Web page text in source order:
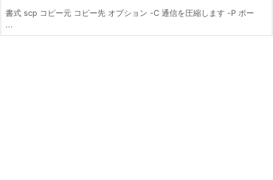
書式 scp コピー元 コピー先 オプション -C 通信を圧縮します -P ポー
...